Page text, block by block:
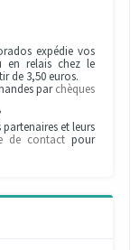
expédie vos
en relais chez le
de 3,50 euros.
parchèques
et leurs
de contact pour